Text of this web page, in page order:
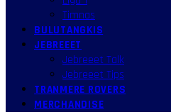
Timnas
BULUTANGKIS
JEBREEET
Jebreeet Talk
Jebreeet Tips
TRANMERE ROVERS
MERCHANDISE